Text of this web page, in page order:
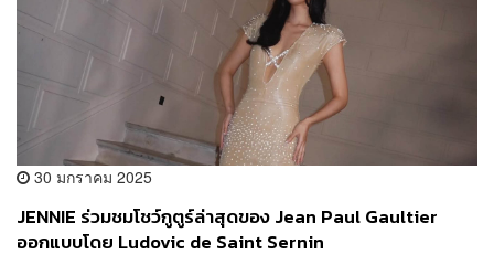
30 มกราคม 2025
JENNIE ร่วมชมโชว์กูตูร์ล่าสุดของ Jean Paul Gaultier
ออกแบบโดย Ludovic de Saint Sernin